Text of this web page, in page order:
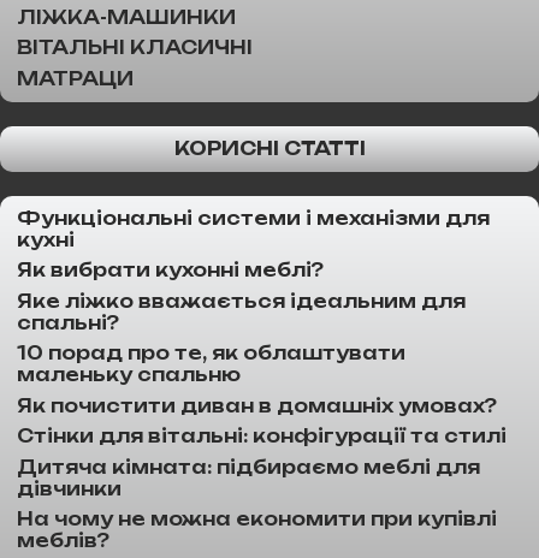
ЛІЖКА-МАШИНКИ
ВІТАЛЬНІ КЛАСИЧНІ
МАТРАЦИ
КОРИСНІ СТАТТІ
Функціональні системи і механізми для
кухні
Як вибрати кухонні меблі?
Яке ліжко вважається ідеальним для
спальні?
10 порад про те, як облаштувати
маленьку спальню
Як почистити диван в домашніх умовах?
Стінки для вітальні: конфігурації та стилі
Дитяча кімната: підбираємо меблі для
дівчинки
На чому не можна економити при купівлі
меблів?